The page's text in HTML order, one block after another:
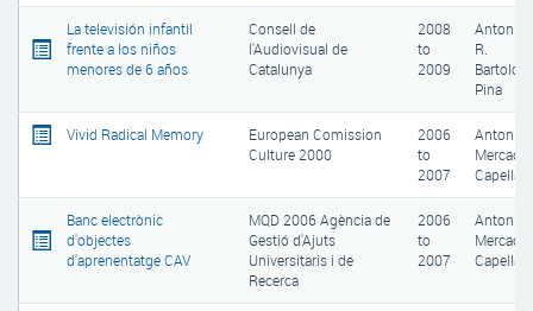
La televisión infantil
frente a los niños
menores de 6 años
Consell de
l'Audiovisual de
Catalunya
2008
to
2009
Antonio
R.
Pina
Vivid Radical Memory
European Comission
Culture 2000
2006
to
2007
Antoni
Mercader
Capellà
Banc electrònic
d'objectes
d'aprenentatge CAV
MQD 2006 Agència de
Gestió d'Ajuts
Universitaris i de
Recerca
2006
to
2007
Antoni
Mercader
Capellà